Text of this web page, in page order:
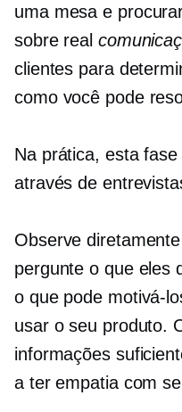
uma mesa e
sobre real
clientes para
como você pode
Na prática, esta
através de
Observe
pergunte o que eles
o que pode motivá-
usar o seu produto.
informações
a ter empatia com